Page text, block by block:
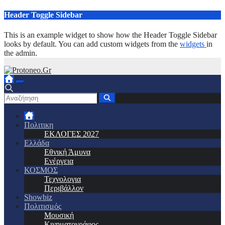
Μετάβαση
περιεχόμενο
Header Toggle Sidebar
This is an example widget to show how the Header Toggle Sidebar
looks by default. You can add custom widgets from the widgets in
the admin.
Πολιτικη
ΕΚΛΟΓΕΣ 2027
Ελλάδα
Εθνική Άμυνα
Ενέργεια
ΚΟΣΜΟΣ
Τεχνολογια
Περιβάλλον
Showbiz
Πολιτισμός
Μουσική